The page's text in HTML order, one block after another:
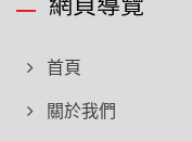
首頁
關於我們